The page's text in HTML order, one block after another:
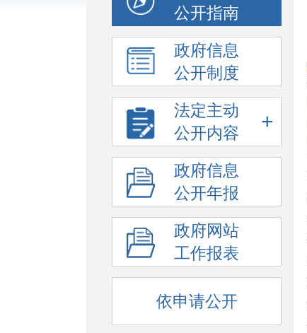
公开指南
政府信息
公开制度
法定主动
公开内容
+
政府信息
公开年报
政府网站
工作报表
依申请公开